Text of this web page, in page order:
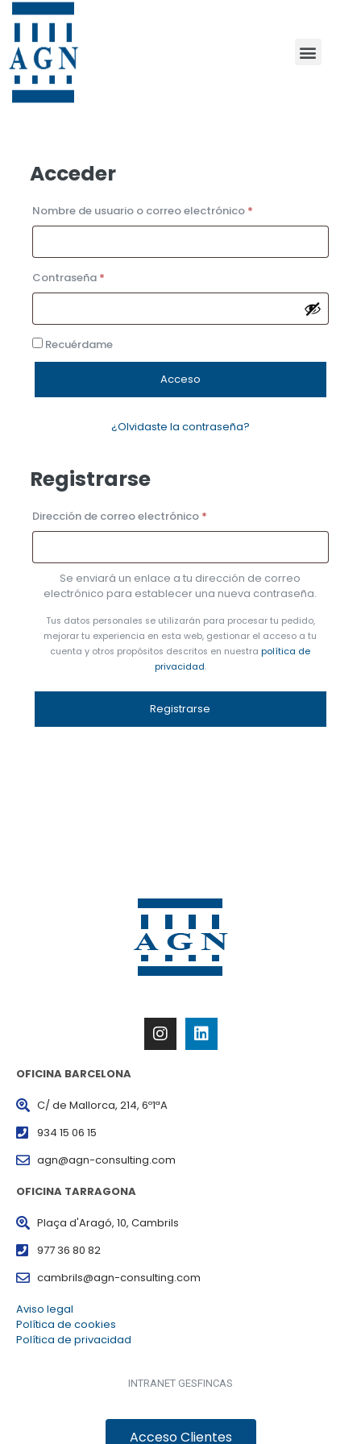
Acceder
Nombre de usuario o correo electrónico *
Contraseña *
Recuérdame
Acceso
¿Olvidaste la contraseña?
Registrarse
Dirección de correo electrónico *
Se enviará un enlace a tu dirección de correo
electrónico para establecer una nueva contraseña.
Tus datos personales se utilizarán para procesar tu pedido,
mejorar tu experiencia en esta web, gestionar el acceso a tu
cuenta y otros propósitos descritos en nuestrapolítica de
privacidad.
Registrarse
OFICINA BARCELONA
C/ de Mallorca, 214, 6º1ªA
934 15 06 15
agn@agn-consulting.com
OFICINA TARRAGONA
Plaça d'Aragó, 10, Cambrils
977 36 80 82
cambrils@agn-consulting.com
Aviso legal
Política de cookies
Política de privacidad
INTRANET GESFINCAS
Acceso Clientes